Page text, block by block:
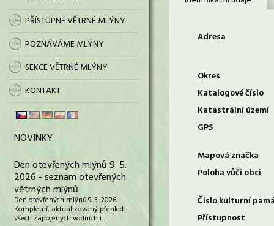
PŘÍSTUPNÉ VĚTRNÉ MLÝNY
POZNÁVÁME MLÝNY
SEKCE VĚTRNÉ MLÝNY
KONTAKT
NOVINKY
Den otevřených mlýnů 9. 5.
2026 - seznam otevřených
větrných mlýnů
Den otevřených mlýnů 9. 5. 2026
Kompletní, aktualizovaný přehled
všech zapojených vodních i…
Adresa
Okres
Katalogové číslo
Katastrální území
GPS
Mapová značka
Poloha vůči obci
Číslo kulturní
Přístupnost